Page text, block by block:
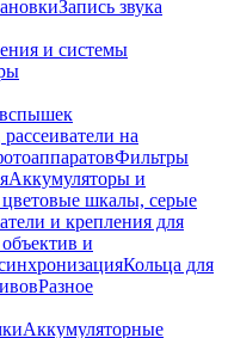
Запись звука
и системы
на
Фильтры
Аккумуляторы и
шкалы, серые
и крепления для
и
Кольца для
Разное
Аккумуляторные